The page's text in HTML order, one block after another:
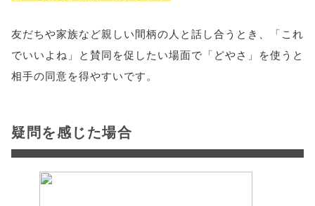
友だちや家族など親しい間柄の人と話し合うとき、「これ
でいいよね」と賛同を促したい場面で「どやさ」を使うと
相手の同意を得やすいです。
疑問を感じた場合